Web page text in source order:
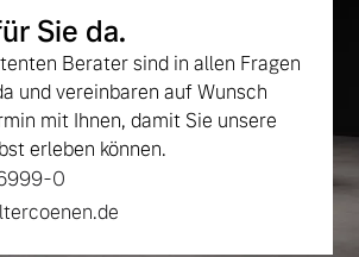
Sie da.
Berater sind in allen Fragen
und vereinbaren auf Wunsch
mit Ihnen, damit Sie unsere
erleben können.
0